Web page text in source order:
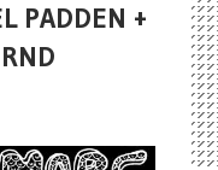
PADDEN +